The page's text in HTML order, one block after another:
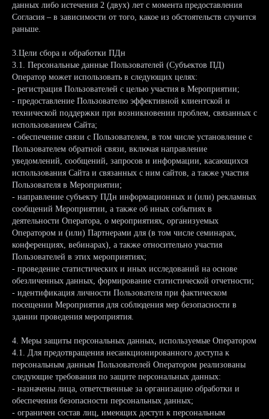
данных либо истечения 2 (двух) лет с момента предоставления
Согласия – в зависимости от того, какое из обстоятельств случится
раньше.
3.Цели сбора и обработки ПДн
3.1. Персональные данные Пользователей (Субъектов ПД)
Оператор может использовать в следующих целях:
- регистрация Пользователей с целью участия в Мероприятии;
- предоставление Пользователю эффективной клиентской и
технической поддержки при возникновении проблем, связанных с
использованием Сайта;
- обеспечение связи с Пользователем, в том числе установление с
Пользователем обратной связи, включая направление
уведомлений, сообщений, запросов и информации, касающихся
использования Сайта и связанных с ним сайтов, а также участия
Пользователя в Мероприятии;
- направление субъекту ПДн информационных и (или) рекламных
сообщений Мероприятии, а также об иных событиях в
деятельности Оператора, о мероприятиях, организуемых
Оператором и (или) Партнерами для (в том числе семинарах,
конференциях, вебинарах), а также относительно участия
Пользователей в этих мероприятиях;
- проведение статистических и иных исследований на основе
обезличенных данных, формирование статистической отчетности;
- идентификация личности Пользователя при фактическом
посещении Мероприятия для соблюдения мер безопасности в
здании проведения мероприятия.
4. Меры защиты персональных данных, используемые Оператором
4.1. Для предотвращения несанкционированного доступа к
персональным данным Пользователей Оператором реализованы
следующие требования по защите персональных данных:
- назначены лица, ответственные за организацию обработки и
обеспечения безопасности персональных данных;
- ограничен состав лиц, имеющих доступ к персональным